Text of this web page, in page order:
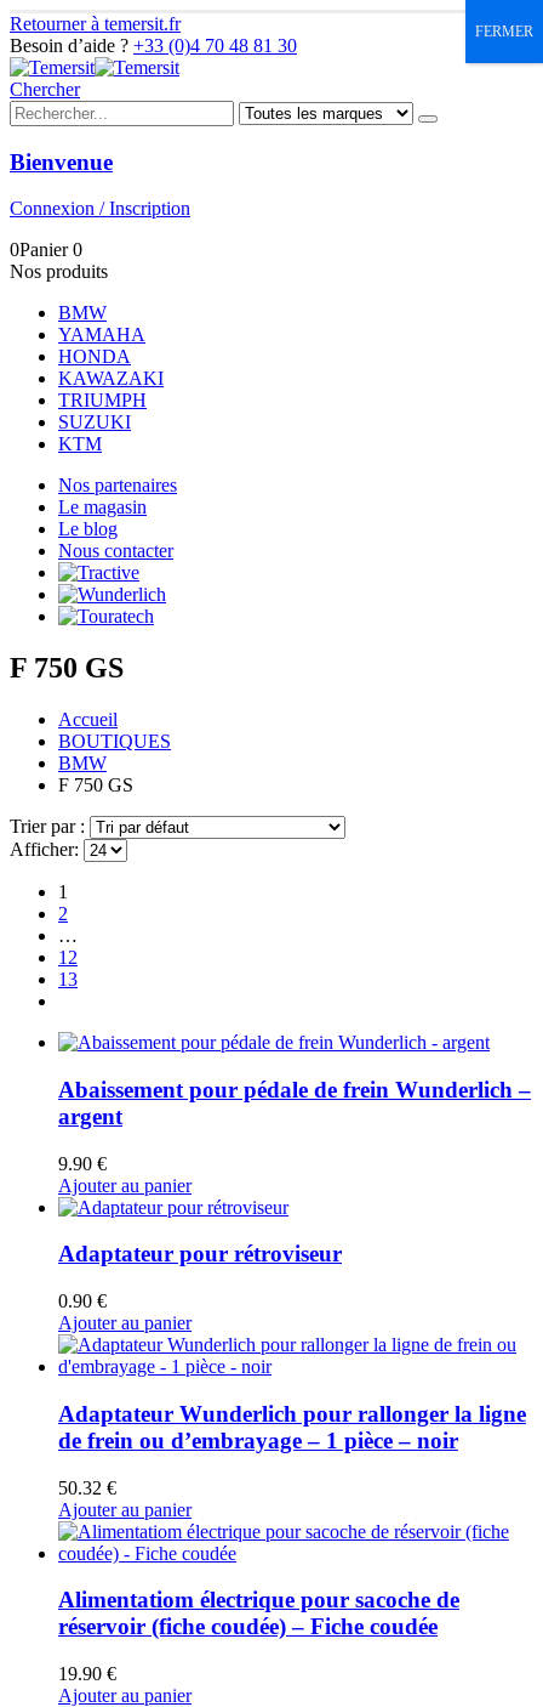
Retourner à temersit.fr
Besoin d’aide ? +33 (0)4 70 48 81 30
Chercher
Bienvenue
Connexion / Inscription
0Panier0
Nos produits
BMW
YAMAHA
HONDA
KAWAZAKI
TRIUMPH
SUZUKI
KTM
Nos partenaires
Le magasin
Le blog
Nous contacter
F 750 GS
Accueil
BOUTIQUES
BMW
F 750 GS
Trier par :
Afficher:
1
2
…
12
13
Abaissement pour pédale de frein Wunderlich –
argent
9.90 €
Ajouter au panier
Adaptateur pour rétroviseur
0.90 €
Ajouter au panier
Adaptateur Wunderlich pour rallonger la ligne
de frein ou d’embrayage – 1 pièce – noir
50.32 €
Ajouter au panier
Alimentatiom électrique pour sacoche de
réservoir (fiche coudée) – Fiche coudée
19.90 €
Ajouter au panier
FERMER